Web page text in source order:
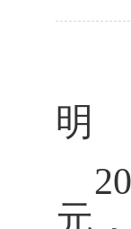
明
元